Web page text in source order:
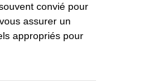
convié pour
assurer un
appropriés pour